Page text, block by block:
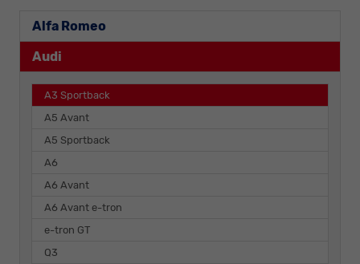
Alfa Romeo
Audi
A3 Sportback
A5 Avant
A5 Sportback
A6
A6 Avant
A6 Avant e-tron
e-tron GT
Q3